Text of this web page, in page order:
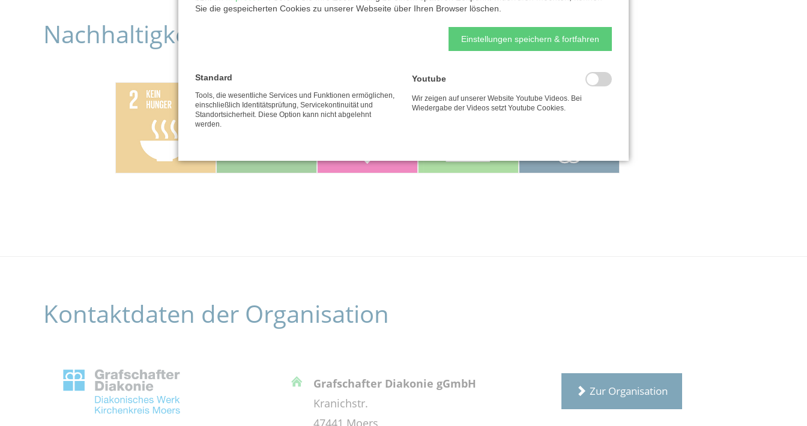
Nachhaltigkeitsziele
Kontaktdaten der Organisation
Grafschafter Diakonie gGmbH
Kranichstr.
47441 Moers
Zur Organisation
Sie die gespeicherten Cookies zu unserer Webseite über Ihren Browser löschen.
Einstellungen speichern & fortfahren
Standard
Tools, die wesentliche Services und Funktionen ermöglichen,
einschließlich Identitätsprüfung, Servicekontinuität und
Standortsicherheit. Diese Option kann nicht abgelehnt
werden.
Youtube
Wir zeigen auf unserer Website Youtube Videos. Bei
Wiedergabe der Videos setzt Youtube Cookies.